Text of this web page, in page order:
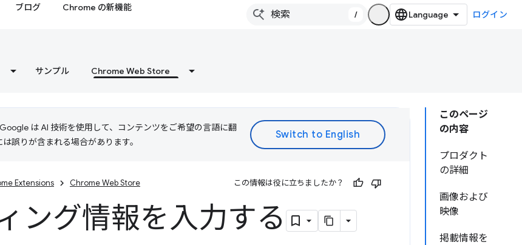
ブログ Chrome の新機能
/ ログイン
サンプル Chrome Web Store
このページ
の内容
プロダクト
の詳細
画像および
映像
掲載情報を
Google は AI 技術を使用して、コンテンツをご希望の言語に翻
誤りが含まれる場合があります。
Extensions Chrome Web Store この情報は役に立ちましたか？
ング情報を入力する